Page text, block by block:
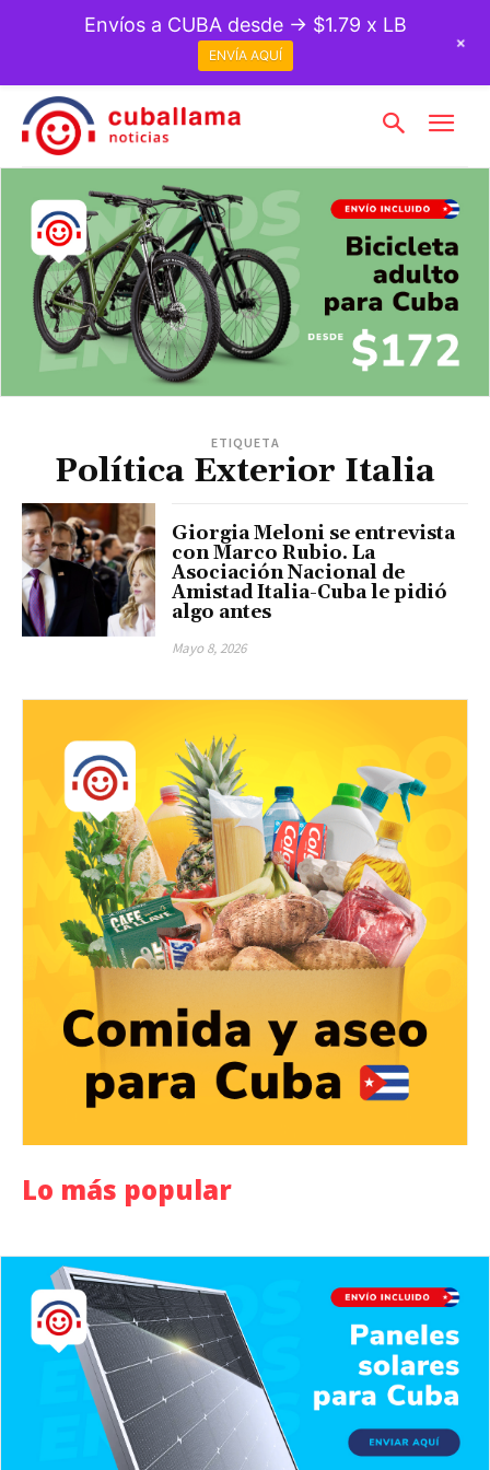
ETIQUETA
Política Exterior Italia
Giorgia Meloni se entrevista
con Marco Rubio. La
Asociación Nacional de
Amistad Italia-Cuba le pidió
algo antes
Mayo 8, 2026
Lo más popular
Envíos a CUBA desde → $1.79 x LB
ENVÍA AQUÍ
+